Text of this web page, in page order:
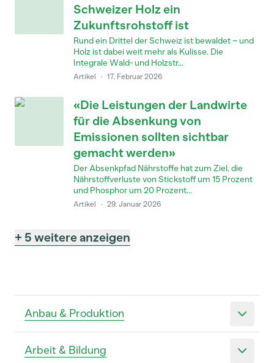
Anbau & Produktion
Arbeit & Bildung
Schweizer Holz ein
Zukunftsrohstoff ist
Rund ein Drittel der Schweiz ist bewaldet – und
Holz ist dabei weit mehr als Kulisse. Die
Integrale Wald- und Holzstr...
Artikel · 17. Februar 2026
«Die Leistungen der Landwirte
für die Absenkung von
Emissionen sollten sichtbar
gemacht werden»
Der Absenkpfad Nährstoffe hat zum Ziel, die
Nährstoffverluste von Stickstoff um 15 Prozent
und Phosphor um 20 Prozent...
Artikel · 29. Januar 2026
+ 5 weitere anzeigen